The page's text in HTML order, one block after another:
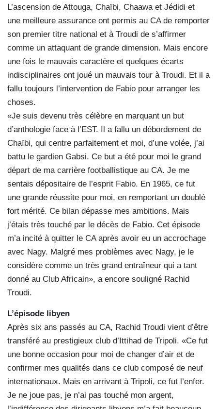
L’ascension de Attouga, Chaïbi, Chaawa et Jédidi et
une meilleure assurance ont permis au CA de remporter
son premier titre national et à Troudi de s’affirmer
comme un attaquant de grande dimension. Mais encore
une fois le mauvais caractère et quelques écarts
indisciplinaires ont joué un mauvais tour à Troudi. Et il a
fallu toujours l’intervention de Fabio pour arranger les
choses.
«Je suis devenu très célèbre en marquant un but
d’anthologie face à l’EST. Il a fallu un débordement de
Chaïbi, qui centre parfaitement et moi, d’une volée, j’ai
battu le gardien Gabsi. Ce but a été pour moi le grand
départ de ma carrière footballistique au CA. Je me
sentais dépositaire de l’esprit Fabio. En 1965, ce fut
une grande réussite pour moi, en remportant un doublé
fort mérité. Ce bilan dépasse mes ambitions. Mais
j’étais très touché par le décès de Fabio. Cet épisode
m’a incité à quitter le CA après avoir eu un accrochage
avec Nagy. Malgré mes problèmes avec Nagy, je le
considère comme un très grand entraîneur qui a tant
donné au Club Africain», a encore souligné Rachid
Troudi.
L’épisode libyen
Après six ans passés au CA, Rachid Troudi vient d’être
transféré au prestigieux club d’Ittihad de Tripoli. «Ce fut
une bonne occasion pour moi de changer d’air et de
confirmer mes qualités dans ce club composé de neuf
internationaux. Mais en arrivant à Tripoli, ce fut l’enfer.
Je ne joue pas, je n’ai pas touché mon argent,